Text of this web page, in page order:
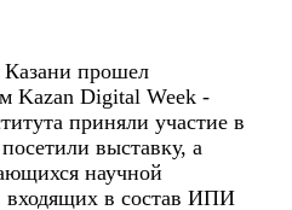
Казани прошел
Kazan Digital Week -
приняли участие в
выставку, а
научной
входящих в состав ИПИ